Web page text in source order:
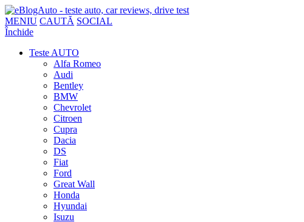
MENIU CAUTĂ SOCIAL
Închide
Teste AUTO
Alfa Romeo
Audi
Bentley
BMW
Chevrolet
Citroen
Cupra
Dacia
DS
Fiat
Ford
Great Wall
Honda
Hyundai
Isuzu